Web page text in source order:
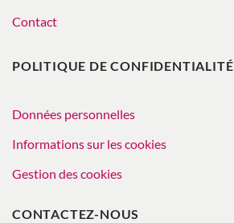
Contact
POLITIQUE DE CONFIDENTIALITÉ
Données personnelles
Informations sur les cookies
Gestion des cookies
CONTACTEZ-NOUS